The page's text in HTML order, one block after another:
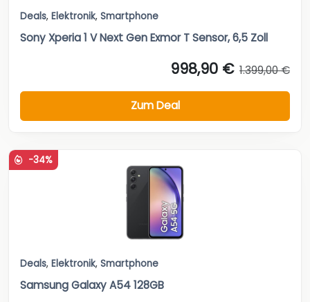
Deals, Elektronik, Smartphone
Sony Xperia 1 V Next Gen Exmor T Sensor, 6,5 Zoll
998,90 € 1.399,00 €
Zum Deal
-34%
Deals, Elektronik, Smartphone
Samsung Galaxy A54 128GB